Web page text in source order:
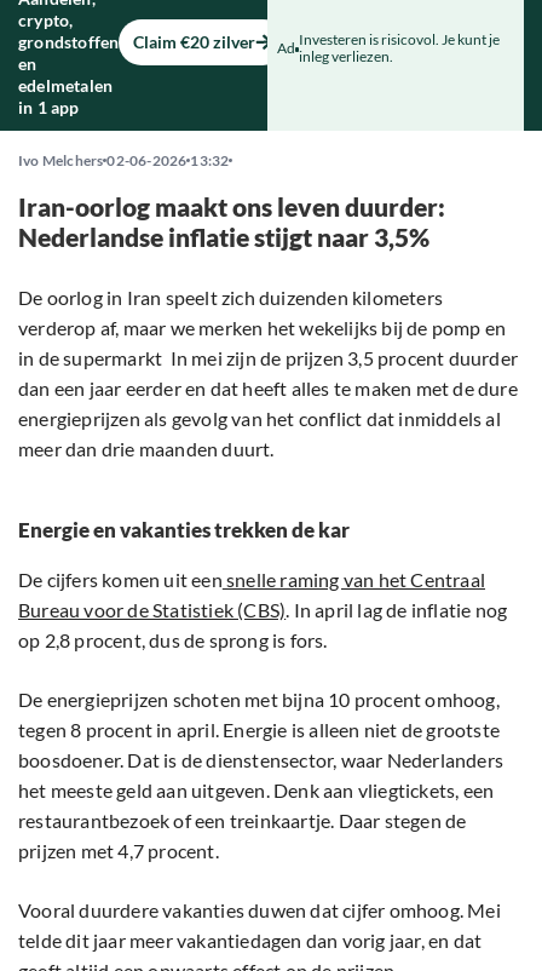
crypto,
grondstoffen
en
edelmetalen
in 1 app
Claim €20 zilver Ad Investeren is risicovol. Je kunt je
inleg verliezen.
Ivo Melchers 02-06-2026 13:32
Iran-oorlog maakt ons leven duurder:
Nederlandse inflatie stijgt naar 3,5%
De oorlog in Iran speelt zich duizenden kilometers
verderop af, maar we merken het wekelijks bij de pomp en
in de supermarkt In mei zijn de prijzen 3,5 procent duurder
dan een jaar eerder en dat heeft alles te maken met de dure
energieprijzen als gevolg van het conflict dat inmiddels al
meer dan drie maanden duurt.
Energie en vakanties trekken de kar
De cijfers komen uit een snelle raming van het Centraal
Bureau voor de Statistiek (CBS). In april lag de inflatie nog
op 2,8 procent, dus de sprong is fors.
De energieprijzen schoten met bijna 10 procent omhoog,
tegen 8 procent in april. Energie is alleen niet de grootste
boosdoener. Dat is de dienstensector, waar Nederlanders
het meeste geld aan uitgeven. Denk aan vliegtickets, een
restaurantbezoek of een treinkaartje. Daar stegen de
prijzen met 4,7 procent.
Vooral duurdere vakanties duwen dat cijfer omhoog. Mei
telde dit jaar meer vakantiedagen dan vorig jaar, en dat